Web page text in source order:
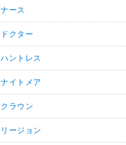
ナース
ドクター
ハントレス
ナイトメア
クラウン
リージョン